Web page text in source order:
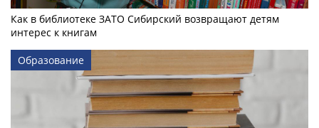
Как в библиотеке ЗАТО Сибирский возвращают детям
интерес к книгам
Образование